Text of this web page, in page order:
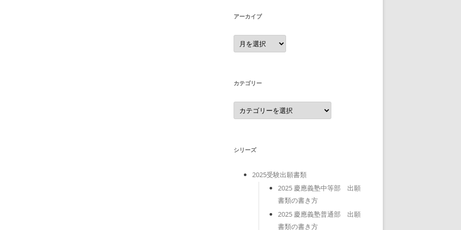
アーカイブ
ア
ー
カ
カテゴリー
カ
テ
ゴ
シリーズ
2025受験出願書類
2025 慶應義塾中等部 出願
書類の書き方
2025 慶應義塾普通部 出願
書類の書き方